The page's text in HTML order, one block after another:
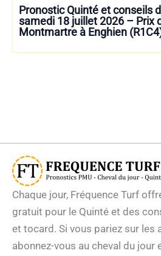
Pronostic Quinté et conseils
samedi 18 juillet 2026 – Prix
Montmartre à Enghien
Chaque jour, Fréquence Turf
gratuit pour le Quinté et des
et tocard. Si vous pariez sur les
abonnez-vous au cheval du jour